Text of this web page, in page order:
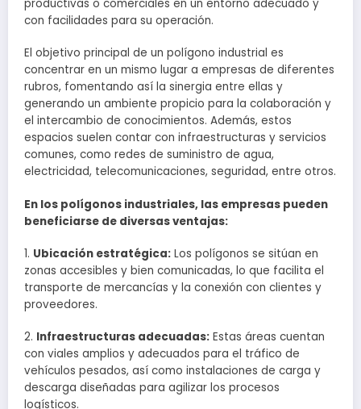
productivas o comerciales en un entorno adecuado y
con facilidades para su operación.
El objetivo principal de un polígono industrial es
concentrar en un mismo lugar a empresas de diferentes
rubros, fomentando así la sinergia entre ellas y
generando un ambiente propicio para la colaboración y
el intercambio de conocimientos. Además, estos
espacios suelen contar con infraestructuras y servicios
comunes, como redes de suministro de agua,
electricidad, telecomunicaciones, seguridad, entre otros.
En los polígonos industriales, las empresas pueden
beneficiarse de diversas ventajas:
1. Ubicación estratégica: Los polígonos se sitúan en
zonas accesibles y bien comunicadas, lo que facilita el
transporte de mercancías y la conexión con clientes y
proveedores.
2. Infraestructuras adecuadas: Estas áreas cuentan
con viales amplios y adecuados para el tráfico de
vehículos pesados, así como instalaciones de carga y
descarga diseñadas para agilizar los procesos
logísticos.